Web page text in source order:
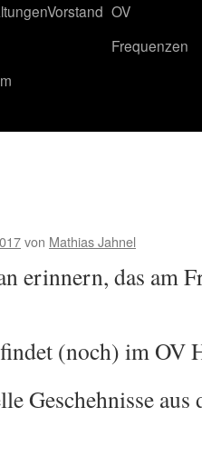
Vorstand OV
Frequenzen
von Mathias Jahnel
erinnern, das am
(noch) im OV
Geschehnisse aus